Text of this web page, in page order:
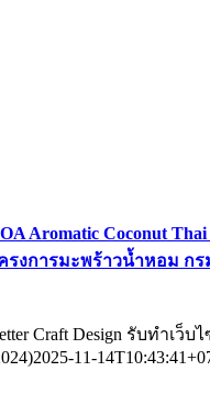
Aromatic Coconut
รงการมะพร้าวน้ำหอม กร
Craft Design รับทําเว็บ
2025-11-